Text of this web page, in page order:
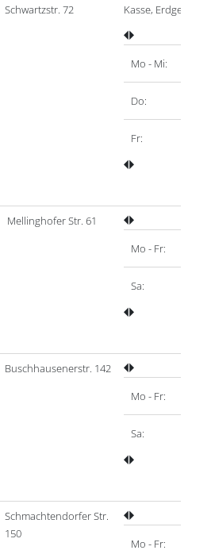
Schwartzstr. 72 Kasse,
Mo - Mi:
Do:
Fr:
Mellinghofer Str. 61
Mo - Fr:
Sa:
Buschhausenerstr. 142
Mo - Fr:
Sa:
Schmachtendorfer Str.
150
Mo - Fr: